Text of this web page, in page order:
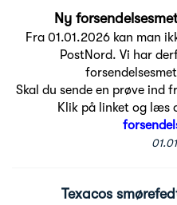
Ny
Fra 01.01.2026 kan man
PostNord. Vi har
Skal du sende en prøve ind
Klik på linket og læs
Texacos